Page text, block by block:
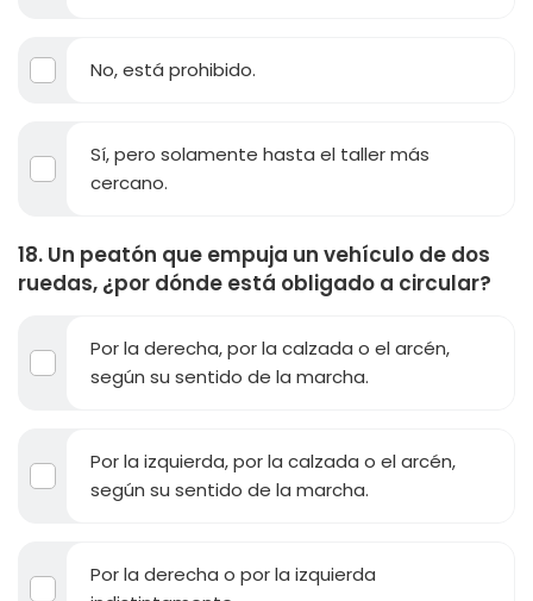
No, está prohibido.
Sí, pero solamente hasta el taller más
cercano.
18. Un peatón que empuja un vehículo de dos
ruedas, ¿por dónde está obligado a circular?
Por la derecha, por la calzada o el arcén,
según su sentido de la marcha.
Por la izquierda, por la calzada o el arcén,
según su sentido de la marcha.
Por la derecha o por la izquierda